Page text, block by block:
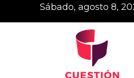
sábado, agosto 8,